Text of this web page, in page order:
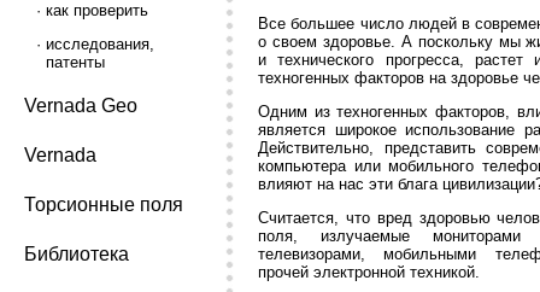
· как проверить
· исследования,
патенты
Vernada Geo
Vernada
Торсионные поля
Библиотека
Все большее число людей в
о своем здоровье. А поскольку мы
и технического прогресса,
техногенных факторов на здоровье
Одним из техногенных факторов,
является широкое использование
Действительно, представить
компьютера или мобильного
влияют на нас эти блага
Считается, что вред здоровью
поля, излучаемые мониторами
телевизорами, мобильными
прочей электронной техникой.